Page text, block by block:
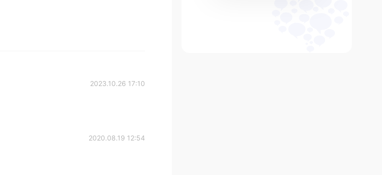
2023.10.26 17:10
2020.08.19 12:54